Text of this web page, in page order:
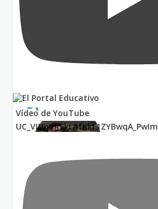
Vídeo de YouTube